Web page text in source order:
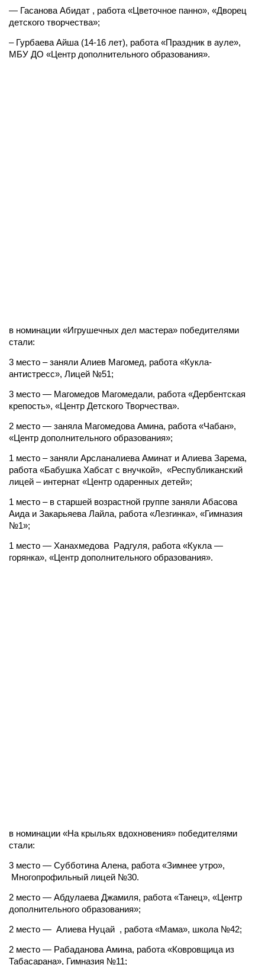
— Гасанова Абидат , работа «Цветочное панно», «Дворец
детского творчества»;
– Гурбаева Айша (14-16 лет), работа «Праздник в ауле»,
МБУ ДО «Центр дополнительного образования».
в номинации «Игрушечных дел мастера» победителями
стали:
3 место – заняли Алиев Магомед, работа «Кукла-
антистресс», Лицей №51;
3 место — Магомедов Магомедали, работа «Дербентская
крепость», «Центр Детского Творчества».
2 место — заняла Магомедова Амина, работа «Чабан»,
«Центр дополнительного образования»;
1 место – заняли Арсланалиева Аминат и Алиева Зарема,
работа «Бабушка Хабсат с внучкой», «Республиканский
лицей – интернат «Центр одаренных детей»;
1 место – в старшей возрастной группе заняли Абасова
Аида и Закарьяева Лайла, работа «Лезгинка», «Гимназия
№1»;
1 место — Ханахмедова Радгуля, работа «Кукла —
горянка», «Центр дополнительного образования».
в номинации «На крыльях вдохновения» победителями
стали:
3 место — Субботина Алена, работа «Зимнее утро»,
Многопрофильный лицей №30.
2 место — Абдулаева Джамиля, работа «Танец», «Центр
дополнительного образования»;
2 место — Алиева Нуцай , работа «Мама», школа №42;
2 место — Рабаданова Амина, работа «Ковровщица из
Табасарана», Гимназия №11;